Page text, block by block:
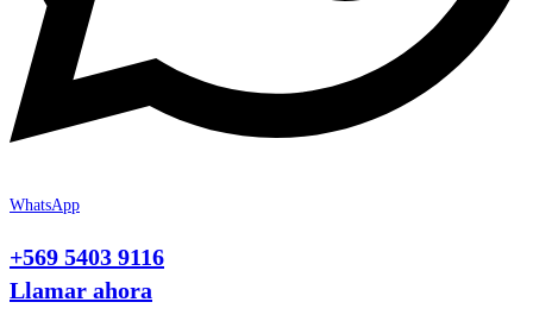
WhatsApp
+569 5403 9116
Llamar ahora